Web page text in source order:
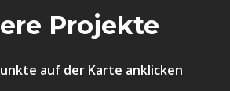
Projekte
auf der Karte anklicken